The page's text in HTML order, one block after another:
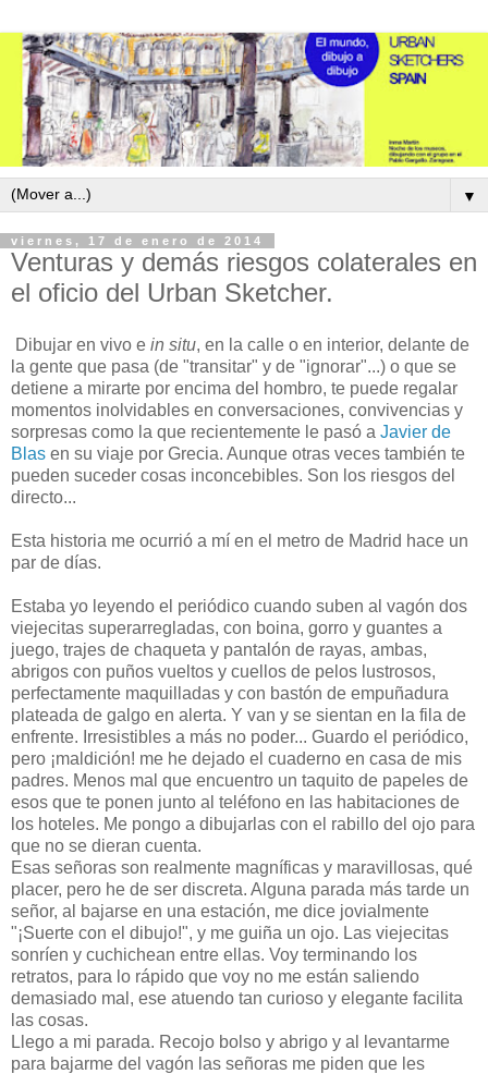
▼
viernes, 17 de enero de 2014
Venturas y demás riesgos colaterales en
el oficio del Urban Sketcher.
Dibujar en vivo e in situ, en la calle o en interior, delante de
la gente que pasa (de "transitar" y de "ignorar"...) o que se
detiene a mirarte por encima del hombro, te puede regalar
momentos inolvidables en conversaciones, convivencias y
sorpresas como la que recientemente le pasó a Javier de
Blas en su viaje por Grecia. Aunque otras veces también te
pueden suceder cosas inconcebibles. Son los riesgos del
directo...
Esta historia me ocurrió a mí en el metro de Madrid hace un
par de días.
Estaba yo leyendo el periódico cuando suben al vagón dos
viejecitas superarregladas, con boina, gorro y guantes a
juego, trajes de chaqueta y pantalón de rayas, ambas,
abrigos con puños vueltos y cuellos de pelos lustrosos,
perfectamente maquilladas y con bastón de empuñadura
plateada de galgo en alerta. Y van y se sientan en la fila de
enfrente. Irresistibles a más no poder... Guardo el periódico,
pero ¡maldición! me he dejado el cuaderno en casa de mis
padres. Menos mal que encuentro un taquito de papeles de
esos que te ponen junto al teléfono en las habitaciones de
los hoteles. Me pongo a dibujarlas con el rabillo del ojo para
que no se dieran cuenta.
Esas señoras son realmente magníficas y maravillosas, qué
placer, pero he de ser discreta. Alguna parada más tarde un
señor, al bajarse en una estación, me dice jovialmente
"¡Suerte con el dibujo!", y me guiña un ojo. Las viejecitas
sonríen y cuchichean entre ellas. Voy terminando los
retratos, para lo rápido que voy no me están saliendo
demasiado mal, ese atuendo tan curioso y elegante facilita
las cosas.
Llego a mi parada. Recojo bolso y abrigo y al levantarme
para bajarme del vagón las señoras me piden que les